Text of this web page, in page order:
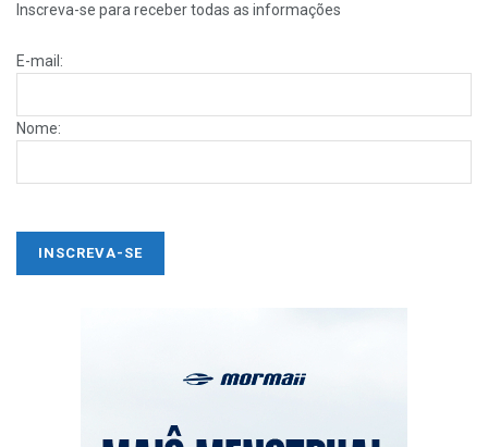
Inscreva-se para receber todas as informações
E-mail:
Nome: